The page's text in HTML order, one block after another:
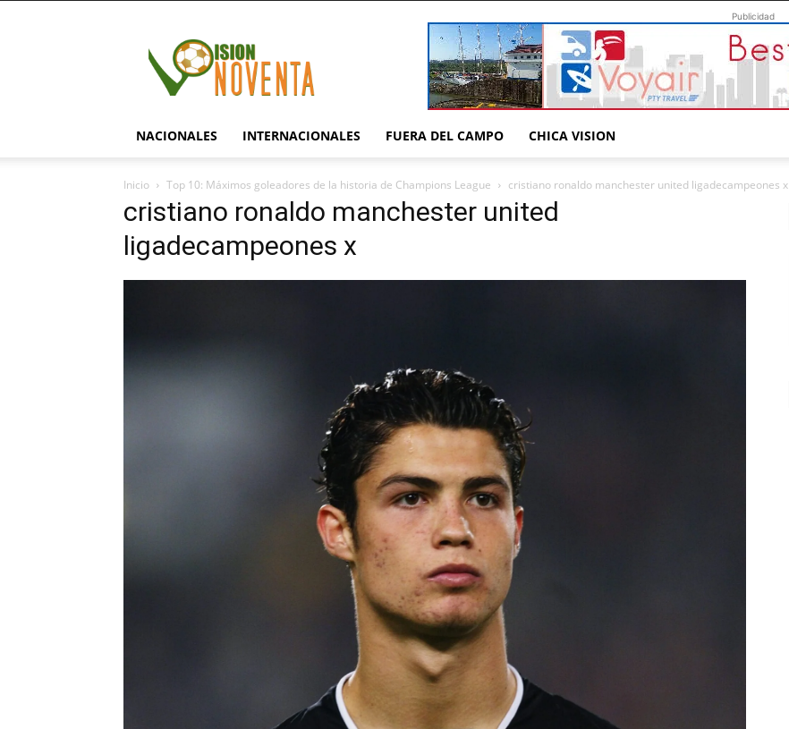
Publicidad
NACIONALES INTERNACIONALES FUERA DEL CAMPO CHICA VISION
Inicio Top 10: Máximos goleadores de la historia de Champions League cristiano ronaldo manchester united ligadecampeones x
cristiano ronaldo manchester united
ligadecampeones x